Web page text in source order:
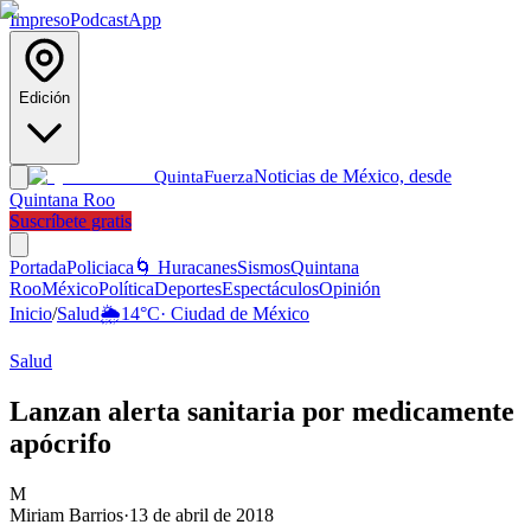
ImpresoPodcastApp
Edición
QuintaFuerzaNoticias de México, desde
Quintana Roo
Suscríbete gratis
PortadaPoliciaca 🌀 HuracanesSismosQuintana
RooMéxicoPolíticaDeportesEspectáculosOpinión
Inicio/Salud🌦️14°C· Ciudad de México
Salud
Lanzan alerta sanitaria por medicamente
apócrifo
M
Miriam Barrios·13 de abril de 2018